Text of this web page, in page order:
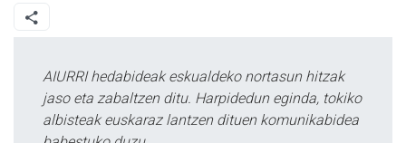
AIURRI hedabideak eskualdeko nortasun hitzak
jaso eta zabaltzen ditu. Harpidedun eginda, tokiko
albisteak euskaraz lantzen dituen komunikabidea